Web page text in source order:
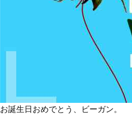
お誕生日おめでとう、ビーガン。